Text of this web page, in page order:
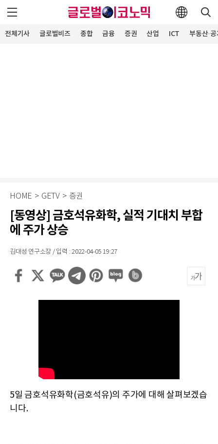
전체기사 글로벌비즈 종합 금융 증권 산업 ICT 부동산·
HOME > GETV > 증권
[동영상] 금호석유화학, 실적 기대치 부합
에 주가 상승
김대성 연구소장 / 입력 : 2022-04-05 19:27
5일 금호석유화학(금호석유)의 주가에 대해 살펴보겠습
니다.